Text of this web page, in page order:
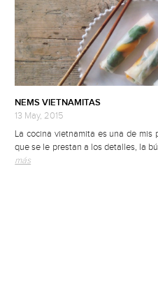
NEMS VIETNAMITAS
13 May, 2015
La cocina vietnamita es una de mis
que se le prestan a los detalles, la
más